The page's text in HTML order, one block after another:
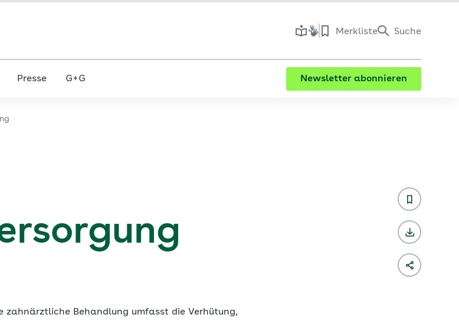
Merkliste Suche
Presse G+G Newsletter abonnieren
zahnärztliche Behandlung umfasst die Verhütung,